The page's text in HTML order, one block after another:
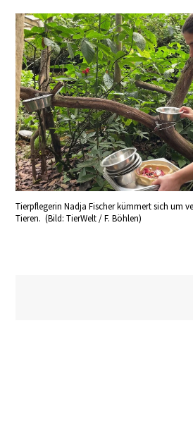
Tierpflegerin Nadja Fischer kümmert sich um
Tieren. (Bild: TierWelt / F. Böhlen)